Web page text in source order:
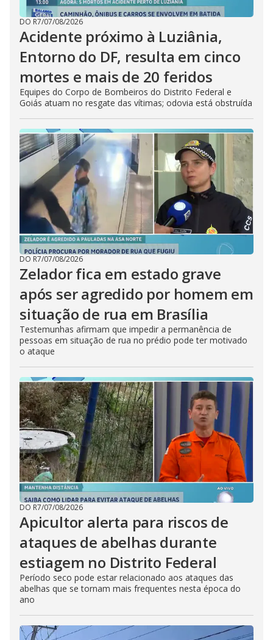
DO R7/07/08/2026
Acidente próximo à Luziânia,
Entorno do DF, resulta em cinco
mortes e mais de 20 feridos
Equipes do Corpo de Bombeiros do Distrito Federal e
Goiás atuam no resgate das vítimas; odovia está obstruída
DO R7/07/08/2026
Zelador fica em estado grave
após ser agredido por homem em
situação de rua em Brasília
Testemunhas afirmam que impedir a permanência de
pessoas em situação de rua no prédio pode ter motivado
o ataque
DO R7/07/08/2026
Apicultor alerta para riscos de
ataques de abelhas durante
estiagem no Distrito Federal
Período seco pode estar relacionado aos ataques das
abelhas que se tornam mais frequentes nesta época do
ano